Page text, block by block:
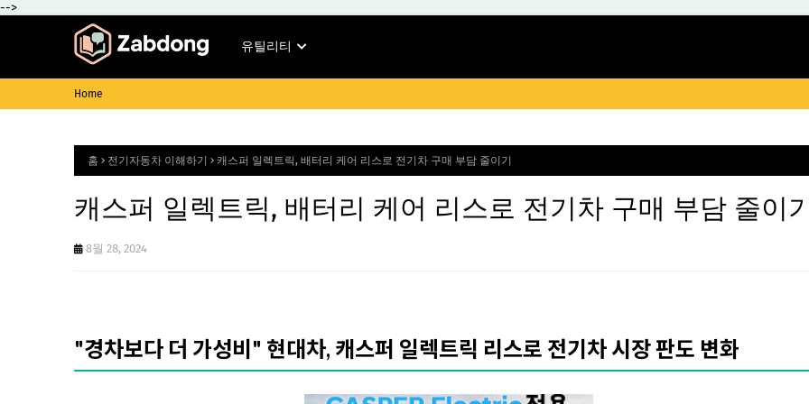
-->
유틸리티
Home
홈 전기자동차 이해하기 캐스퍼 일렉트릭, 배터리 케어 리스로 전기차 구매 부담 줄이기
캐스퍼 일렉트릭, 배터리 케어 리스로 전기차 구매 부담 줄이
8월 28, 2024
"경차보다 더 가성비" 현대차, 캐스퍼 일렉트릭 리스로 전기차 시장 판도 변화